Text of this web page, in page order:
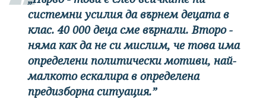
системни усилия да върнем децата в
клас. 40 000 деца сме върнали. Второ -
няма как да не си мислим, че това има
определени политически мотиви, най-
малкото ескалира в определена
предизборна ситуация.”